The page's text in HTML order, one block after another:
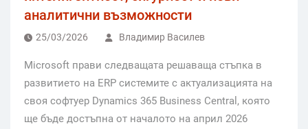
аналитични възможности
25/03/2026 Владимир Василев
Microsoft прави следващата решаваща стъпка в
развитието на ERP системите с актуализацията на
своя софтуер Dynamics 365 Business Central, която
ще бъде достъпна от началото на април 2026